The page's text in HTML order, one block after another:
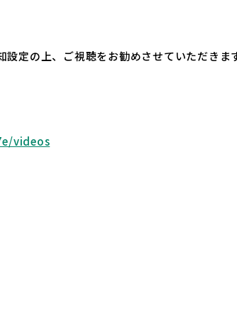
定の上、ご視聴をお勧めさせていただきま
videos